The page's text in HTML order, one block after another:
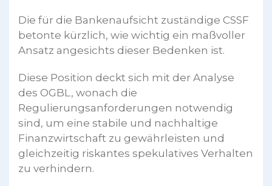
Die für die Bankenaufsicht zuständige CSSF
betonte kürzlich, wie wichtig ein maßvoller
Ansatz angesichts dieser Bedenken ist.
Diese Position deckt sich mit der Analyse
des OGBL, wonach die
Regulierungsanforderungen notwendig
sind, um eine stabile und nachhaltige
Finanzwirtschaft zu gewährleisten und
gleichzeitig riskantes spekulatives Verhalten
zu verhindern.